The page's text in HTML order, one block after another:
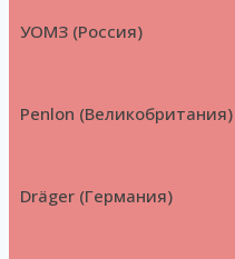
УОМЗ (Россия)
Penlon (Великобритания)
Dräger (Германия)